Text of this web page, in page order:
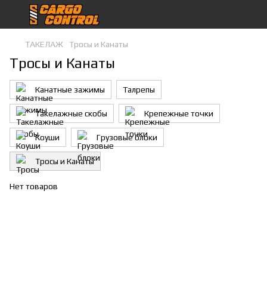
ТАКЕЛАЖ Тросы и Канаты
Тросы и Канаты
Канатные зажимы Талрепы
Такелажные скобы Крепежные точки
Коуши Грузовые блоки
Тросы и Канаты
Нет товаров